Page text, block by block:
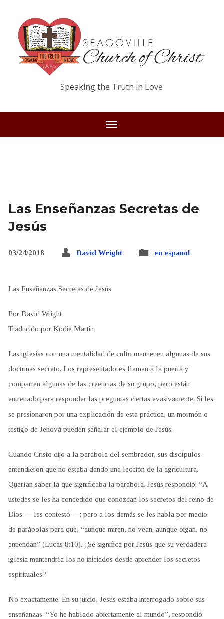
Speaking the Truth in Love
Las Enseñanzas Secretas de
Jesús
03/24/2018 David Wright en espanol
Las Enseñanzas Secretas de Jesús
Por David Wright
Traducido por Kodie Martin
Las iglesias con una mentalidad de culto mantienen algunas de sus
doctrinas secreto. Los representadores llaman a la puerta y
comparten algunas de las creencias de su grupo, pero están
entrenado para responder las preguntas ciertas evasivamente. Si les
se presionaron por una explicación de esta práctica, un mormón o
testigo de Jehová pueden señalar el ejemplo de Jesús.
Cuando Cristo dijo a la parábola del sembrador, sus discípulos
entendieron que no estaba dando una lección de la agricultura.
Querían saber la que significaba la parábola. Jesús respondió: “A
ustedes se les ha concedido que conozcan los secretos del reino de
Dios — les contestó —; pero a los demás se les habla por medio
de parábolas para que, “aunque miren, no vean; aunque oigan, no
entiendan” (Lucas 8:10). ¿Se significa por Jesús que su verdadera
iglesia mantendría los no iniciados desde aprender los secretos
espirituales?
No exactamente. En su juicio, Jesús estaba interrogado sobre sus
enseñanzas. “Yo he hablado abiertamente al mundo”, respondió.